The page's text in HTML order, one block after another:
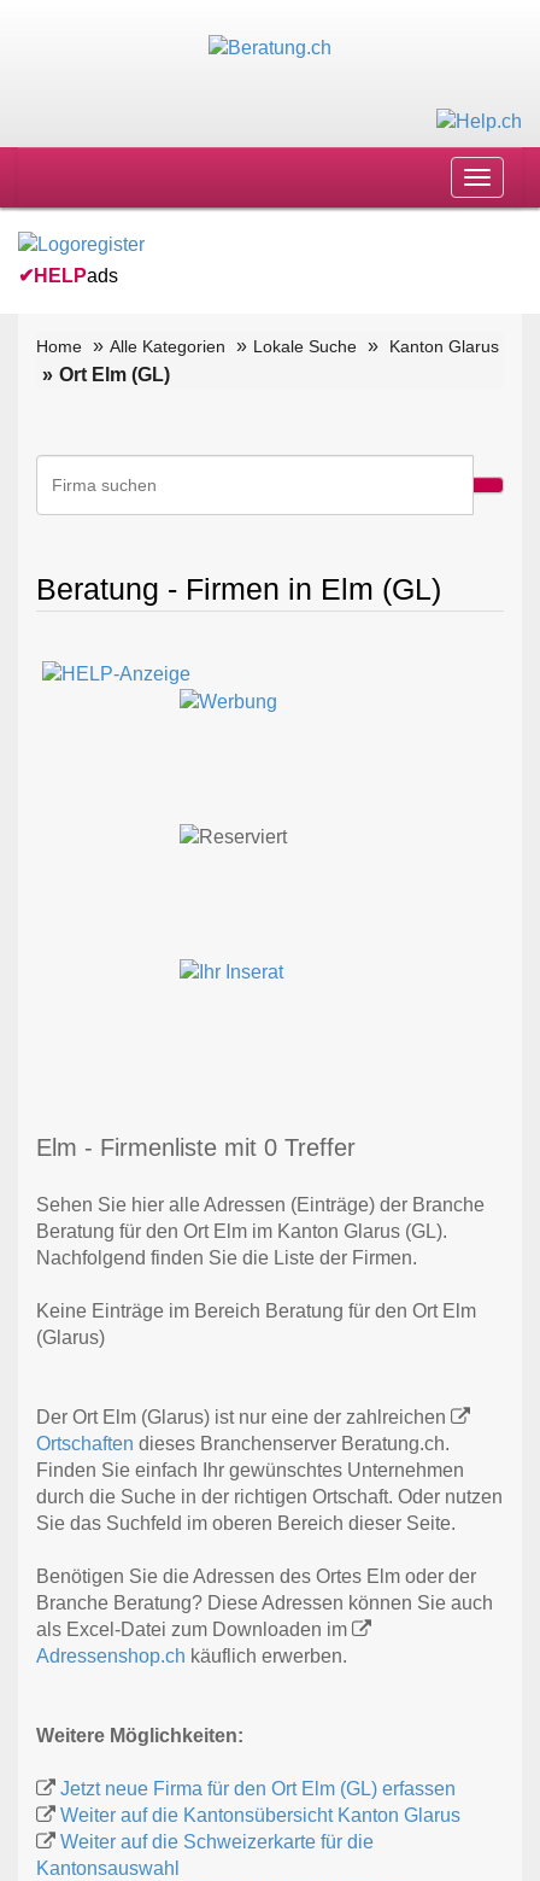
Toggle
✔ HELPads
Home Alle Kategorien Lokale Suche Kanton Glarus
Ort Elm (GL)
Beratung - Firmen in Elm (GL)
Elm - Firmenliste mit 0 Treffer
Sehen Sie hier alle Adressen (Einträge) der Branche
Beratung für den Ort Elm im Kanton Glarus (GL).
Nachfolgend finden Sie die Liste der Firmen.
Keine Einträge im Bereich Beratung für den Ort Elm
(Glarus)
Der Ort Elm (Glarus) ist nur eine der zahlreichen
Ortschaften dieses Branchenserver Beratung.ch.
Finden Sie einfach Ihr gewünschtes Unternehmen
durch die Suche in der richtigen Ortschaft. Oder nutzen
Sie das Suchfeld im oberen Bereich dieser Seite.
Benötigen Sie die Adressen des Ortes Elm oder der
Branche Beratung? Diese Adressen können Sie auch
als Excel-Datei zum Downloaden im
Adressenshop.ch käuflich erwerben.
Weitere Möglichkeiten:
Jetzt neue Firma für den Ort Elm (GL) erfassen
Weiter auf die Kantonsübersicht Kanton Glarus
Weiter auf die Schweizerkarte für die
Kantonsauswahl